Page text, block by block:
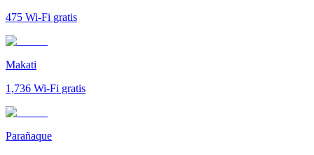
475 Wi-Fi gratis
Makati
1,736 Wi-Fi gratis
Parañaque